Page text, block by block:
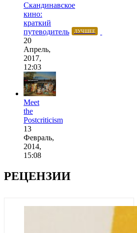
Скандинавское
кино:
краткий
путеводитель
ЛУЧШЕЕ
20
Апрель,
2017,
12:03
Meet
the
Postcriticism
13
Февраль,
2014,
15:08
РЕЦЕНЗИИ